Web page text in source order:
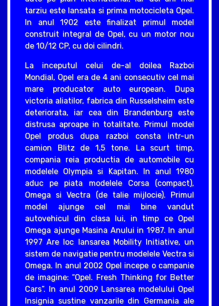
tarziu este lansata si prima motocicleta Opel.
In anul 1902 este finalizat primul model
construit integral de Opel, cu un motor nou
de 10/12 CP, cu doi cilindri.
La inceputul celui de-al doilea Razboi
Mondial, Opel era de 4 ani consecutiv cel mai
mare producator auto european. Dupa
victoria aliatilor, fabrica din Russelsheim este
deteriorata, iar cea din Brandenburg este
distrusa aproape in totalitate. Primul model
Opel produs dupa razboi consta intr-un
camion Blitz de 1,5 tone. La scurt timp,
compania reia productia de automobile cu
modelele Olympia si Kapitan. In anul 1980
aduc pe piata modelele Corsa (compact),
Omega si Vectra (de talie mijlocie). Primul
model ajunge cel mai bine vandut
autovehicul din clasa lui, in timp ce Opel
Omega ajunge Masina Anului in 1987. In anul
1997 Are loc lansarea Mobility Initiative, un
sistem de navigatie pentru modelele Vectra si
Omega. In anul 2002 Opel incepe o campanie
de imagine: “Opel. Fresh Thinking for Better
Cars”. In anul 2009 Lansarea modelului Opel
Insignia sustine vanzarile din Germania ale